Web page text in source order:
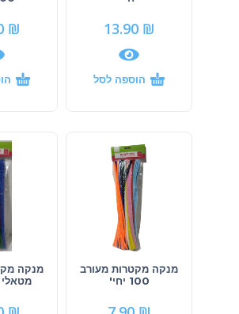
13.90 ₪
הוספה לסל
₪
מנקה מקטרות מעורב
100 יחי'
מנקה
מטאלי 100 יחי'